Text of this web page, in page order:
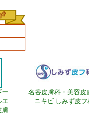
ー
エ
膚
名谷皮膚科・美容皮
ニキビ しみず皮フ